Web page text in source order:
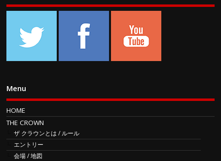
Menu
HOME
THE CROWN
ザ クラウンとは / ルール
エントリー
会場 / 地図